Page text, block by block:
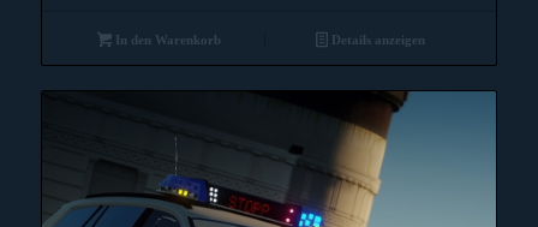
In den Warenkorb Details anzeigen